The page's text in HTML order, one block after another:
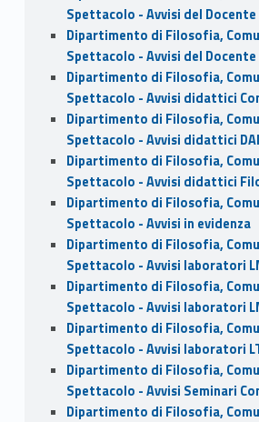
Spettacolo - Avvisi del Docente
Dipartimento di Filosofia,
Spettacolo - Avvisi del
Dipartimento di Filosofia,
Spettacolo - Avvisi didattici
Dipartimento di Filosofia,
Spettacolo - Avvisi didattici
Dipartimento di Filosofia,
Spettacolo - Avvisi didattici
Dipartimento di Filosofia,
Spettacolo - Avvisi in evidenza
Dipartimento di Filosofia,
Spettacolo - Avvisi laboratori
Dipartimento di Filosofia,
Spettacolo - Avvisi laboratori
Dipartimento di Filosofia,
Spettacolo - Avvisi laboratori
Dipartimento di Filosofia,
Spettacolo - Avvisi Seminari
Dipartimento di Filosofia,